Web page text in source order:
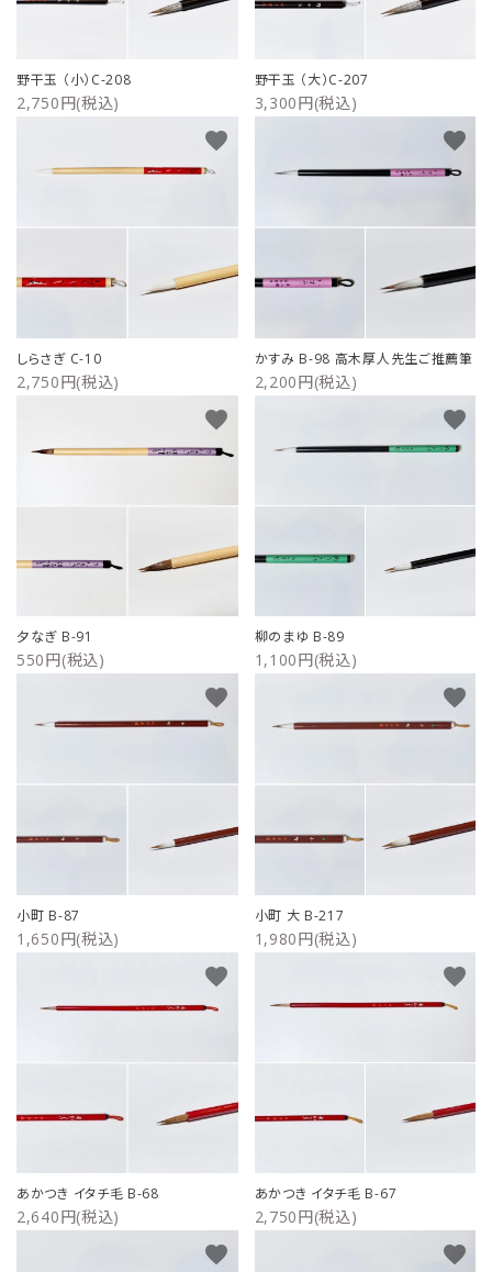
野干玉 （小）C-208
2,750円(税込)
野干玉 （大）C-207
3,300円(税込)
しらさぎ C-10
2,750円(税込)
favorite
かすみ B-98 高木厚人先生ご推薦筆
2,200円(税込)
favorite
夕なぎ B-91
550円(税込)
favorite
柳のまゆ B-89
1,100円(税込)
favorite
小町 B-87
1,650円(税込)
favorite
小町 大 B-217
1,980円(税込)
favorite
あかつき イタチ毛 B-68
2,640円(税込)
favorite
あかつき イタチ毛 B-67
2,750円(税込)
favorite
favorite favorite